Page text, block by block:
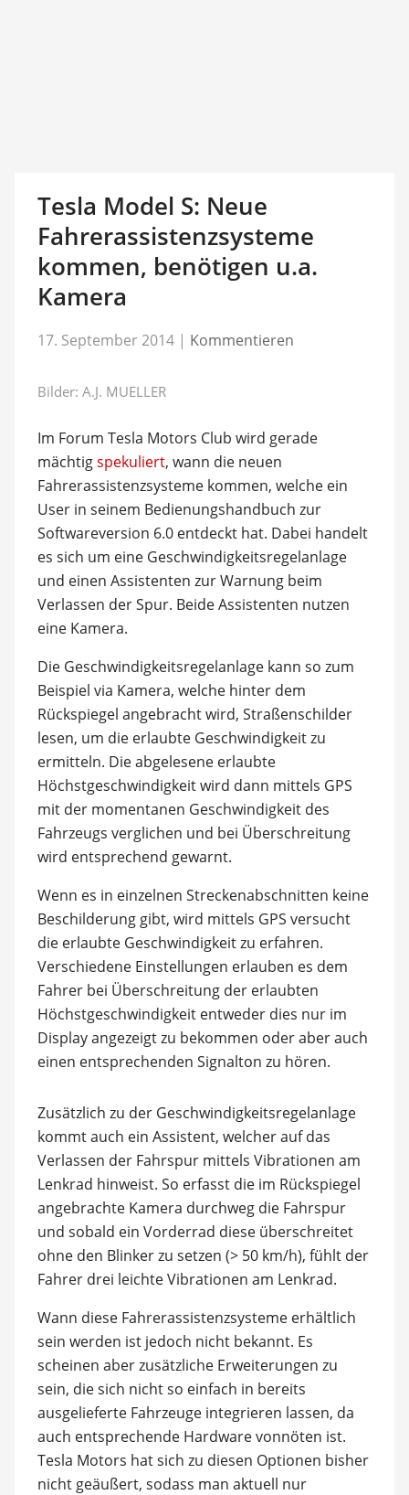
Tesla Model S: Neue
Fahrerassistenzsysteme
kommen, benötigen u.a.
Kamera
17. September 2014 | Kommentieren
Bilder: A.J. MUELLER
Im Forum Tesla Motors Club wird gerade
mächtigspekuliert, wann die neuen
Fahrerassistenzsysteme kommen, welche ein
User in seinem Bedienungshandbuch zur
Softwareversion 6.0 entdeckt hat. Dabei handelt
es sich um eine Geschwindigkeitsregelanlage
und einen Assistenten zur Warnung beim
Verlassen der Spur. Beide Assistenten nutzen
eine Kamera.
Die Geschwindigkeitsregelanlage kann so zum
Beispiel via Kamera, welche hinter dem
Rückspiegel angebracht wird, Straßenschilder
lesen, um die erlaubte Geschwindigkeit zu
ermitteln. Die abgelesene erlaubte
Höchstgeschwindigkeit wird dann mittels GPS
mit der momentanen Geschwindigkeit des
Fahrzeugs verglichen und bei Überschreitung
wird entsprechend gewarnt.
Wenn es in einzelnen Streckenabschnitten keine
Beschilderung gibt, wird mittels GPS versucht
die erlaubte Geschwindigkeit zu erfahren.
Verschiedene Einstellungen erlauben es dem
Fahrer bei Überschreitung der erlaubten
Höchstgeschwindigkeit entweder dies nur im
Display angezeigt zu bekommen oder aber auch
einen entsprechenden Signalton zu hören.
Zusätzlich zu der Geschwindigkeitsregelanlage
kommt auch ein Assistent, welcher auf das
Verlassen der Fahrspur mittels Vibrationen am
Lenkrad hinweist. So erfasst die im Rückspiegel
angebrachte Kamera durchweg die Fahrspur
und sobald ein Vorderrad diese überschreitet
ohne den Blinker zu setzen (> 50 km/h), fühlt der
Fahrer drei leichte Vibrationen am Lenkrad.
Wann diese Fahrerassistenzsysteme erhältlich
sein werden ist jedoch nicht bekannt. Es
scheinen aber zusätzliche Erweiterungen zu
sein, die sich nicht so einfach in bereits
ausgelieferte Fahrzeuge integrieren lassen, da
auch entsprechende Hardware vonnöten ist.
Tesla Motors hat sich zu diesen Optionen bisher
nicht geäußert, sodass man aktuell nur